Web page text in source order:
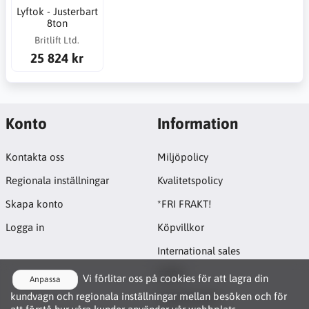
Lyftok - Justerbart
8ton
Britlift Ltd.
25 824 kr
Anpassa
Vi förlitar oss på cookies för att lagra din
kundvagn och regionala inställningar mellan besöken och för
Konto
Kontakta oss
Regionala inställningar
Skapa konto
Logga in
Information
Miljöpolicy
Kvalitetspolicy
*FRI FRAKT!
Köpvillkor
International sales
GDPR
Cookie-policy